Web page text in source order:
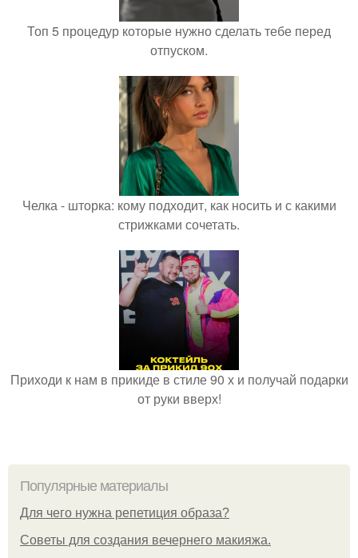
Топ 5 процедур которые нужно сделать тебе перед
отпуском.
Челка - шторка: кому подходит, как носить и с какими
стрижками сочетать.
Приходи к нам в прикиде в стиле 90 х и получай подарки
от руки вверх!
Популярные материалы
Для чего нужна репетиция образа?
Советы для создания вечернего макияжа.